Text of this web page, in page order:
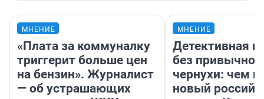
МНЕНИЕ
«Плата за коммуналку
триггерит больше цен
на бензин». Журналист
— об устрашающих
МНЕНИЕ
Детективная
без привычной
чернухи: чем
новый